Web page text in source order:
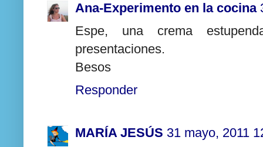
Ana-Experimento en la cocina
Espe, una crema
presentaciones.
Besos
Responder
MARÍA JESÚS 31 mayo, 2011